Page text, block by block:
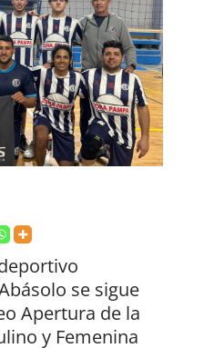
se sigue
Apertura de la
y Femenina